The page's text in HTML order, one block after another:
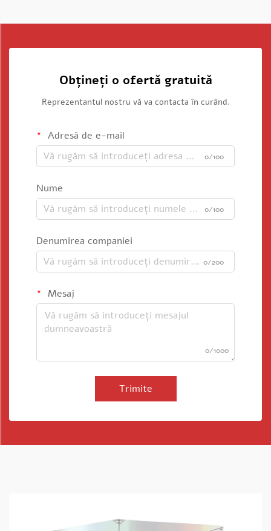
Obțineți o ofertă gratuită
Reprezentantul nostru vă va contacta în curând.
Adresă de e-mail
0/100
Nume
0/100
Denumirea companiei
0/200
Mesaj
0/1000
Trimite